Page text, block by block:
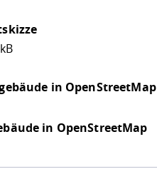
in OpenStreetMap
in OpenStreetMap